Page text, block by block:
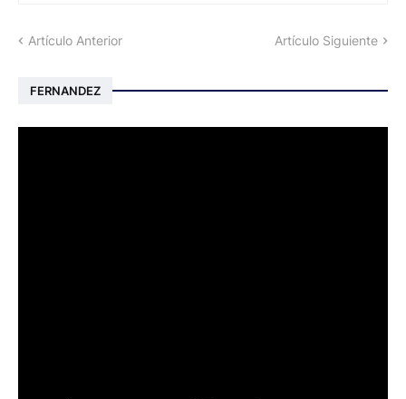
Artículo Anterior Artículo Siguiente
FERNANDEZ